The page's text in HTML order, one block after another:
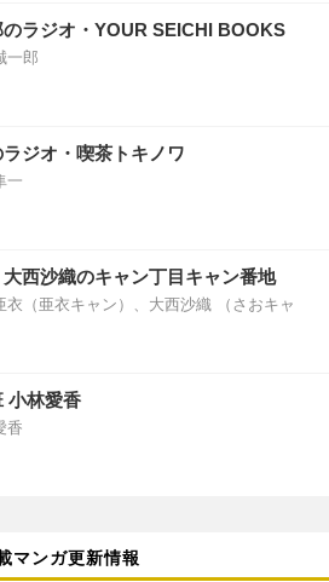
のラジオ・YOUR SEICHI BOOKS
一郎
ジオ・喫茶トキノワ
一
西沙織のキャン丁目キャン番地
衣（亜衣キャン）、大西沙織 （さおキャ
小林愛香
香
マンガ更新情報